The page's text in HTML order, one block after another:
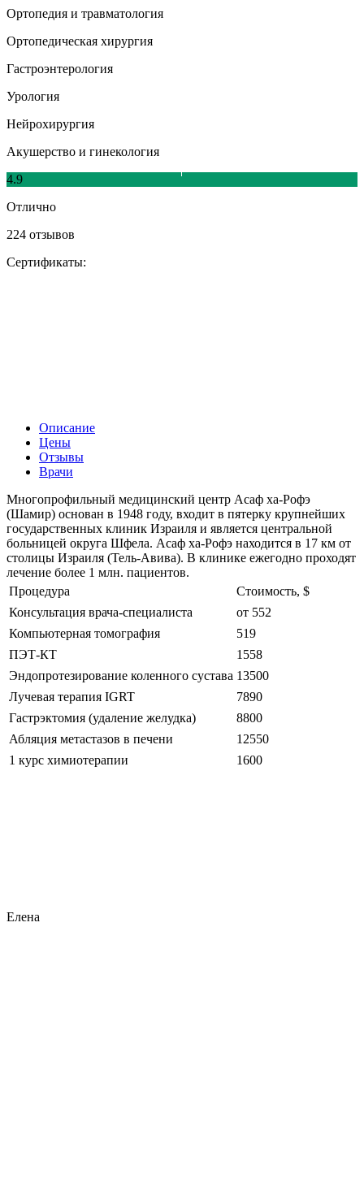
Ортопедия и травматология
Ортопедическая хирургия
Гастроэнтерология
Урология
Нейрохирургия
Акушерство и гинекология
4.9
Отлично
224 отзывов
Сертификаты:
Описание
Цены
Отзывы
Врачи
Многопрофильный медицинский центр Асаф ха-Рофэ
(Шамир) основан в 1948 году, входит в пятерку крупнейших
государственных клиник Израиля и является центральной
больницей округа Шфела. Асаф ха-Рофэ находится в 17 км от
столицы Израиля (Тель-Авива). В клинике ежегодно проходят
лечение более 1 млн. пациентов.
Процедура
Стоимость, $
Консультация врача-специалиста
от 552
Компьютерная томография
519
ПЭТ-КТ
1558
Эндопротезирование коленного сустава 13500
Лучевая терапия IGRT
7890
Гастрэктомия (удаление желудка)
8800
Абляция метастазов в печени
12550
1 курс химиотерапии
1600
Елена